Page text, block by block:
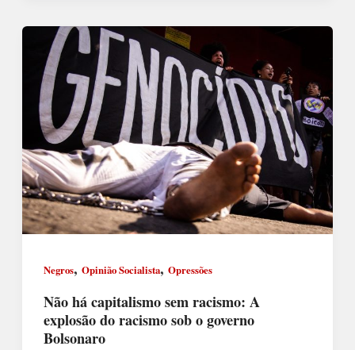
Negros, Opinião Socialista, Opressões
Não há capitalismo sem racismo: A
explosão do racismo sob o governo
Bolsonaro